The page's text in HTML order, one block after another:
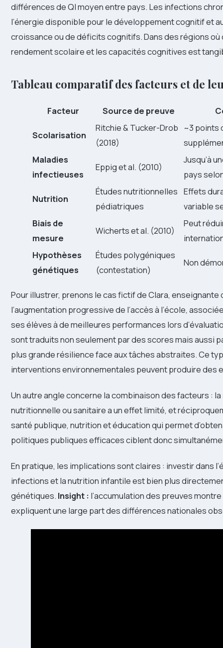
différences de QI moyen entre pays. Les infections
l’énergie disponible pour le développement cognitif et
croissance ou de déficits cognitifs. Dans des régions
rendement scolaire et les capacités cognitives est
Tableau comparatif des facteurs et de
Facteur Source de preuve
Scolarisation
Ritchie & Tucker-Drob
(2018)
~3 points
Maladies
infectieuses
Eppig et al. (2010)
Jusqu’à
pays
Nutrition
Études nutritionnelles
pédiatriques
Effets
variable
Biais de
mesure
Wicherts et al. (2010)
Peut
Hypothèses
génétiques
Études polygéniques
(contestation)
Non
Pour illustrer, prenons le cas fictif de Clara, enseignante
l’augmentation progressive de l’accès à l’école,
ses élèves à de meilleures performances lors
sont traduits non seulement par des scores mais aussi
plus grande résilience face aux tâches abstraites. Ce
interventions environnementales peuvent produire des
Un autre angle concerne la combinaison des facteurs :
nutritionnelle ou sanitaire a un effet limité, et
santé publique, nutrition et éducation qui permet
politiques publiques efficaces ciblent donc
En pratique, les implications sont claires : investir dans
infections et la nutrition infantile est bien plus
génétiques. Insight : l’accumulation des preuves
expliquent une large part des différences nationales